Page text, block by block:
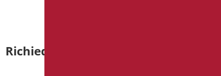
Richiedi informazioni